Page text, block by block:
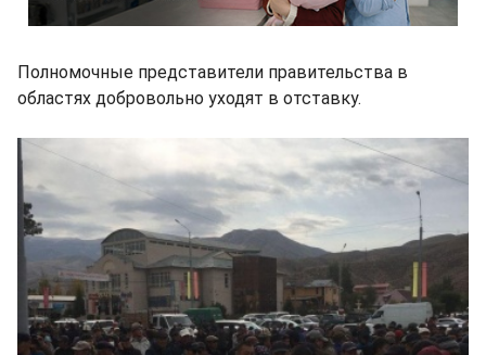
Полномочные представители правительства в
областях добровольно уходят в отставку.